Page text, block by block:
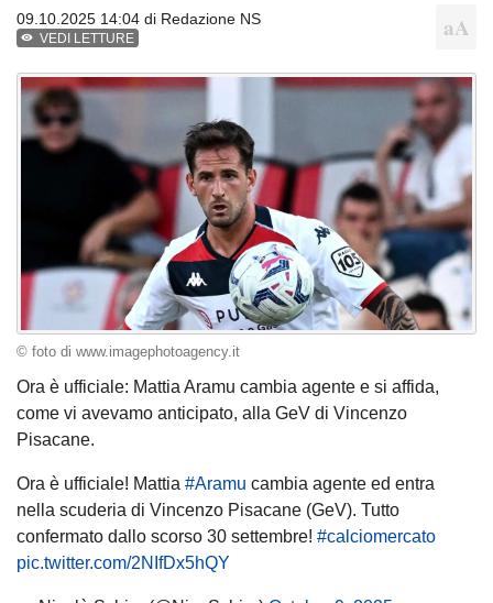
09.10.2025 14:04 di Redazione NS
VEDI LETTURE
© foto di www.imagephotoagency.it
Ora è ufficiale: Mattia Aramu cambia agente e si affida,
come vi avevamo anticipato, alla GeV di Vincenzo
Pisacane.
Ora è ufficiale! Mattia #Aramu cambia agente ed entra
nella scuderia di Vincenzo Pisacane (GeV). Tutto
confermato dallo scorso 30 settembre! #calciomercato
pic.twitter.com/2NIfDx5hQY